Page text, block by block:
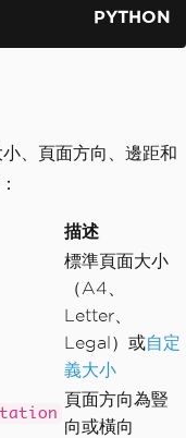
"<h1>Cu
her
PYTHON
、頁面方向、邊距和
描述
標準頁面大小
（A4、
Letter、
Legal）或自定
義大小
頁面方向為豎
向或橫向